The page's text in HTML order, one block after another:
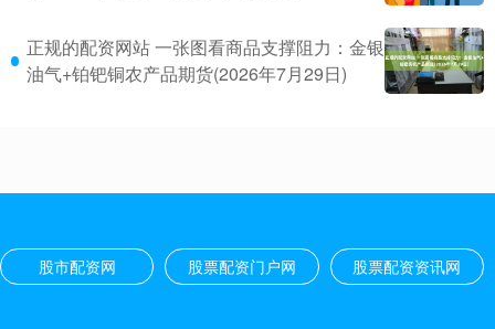
正规的配资网站 一张图看商品支撑阻力：金银
油气+铂钯铜农产品期货(2026年7月29日)
股市配资网 股票配资门户网 股票配资资讯网